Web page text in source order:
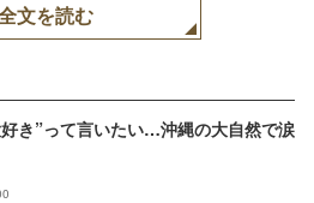
文を読む
き”って言いたい…沖縄の大自然で涙